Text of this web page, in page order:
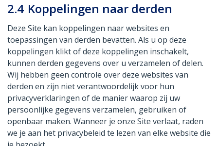
2.4 Koppelingen naar derden
Deze Site kan koppelingen naar websites en
toepassingen van derden bevatten. Als u op deze
koppelingen klikt of deze koppelingen inschakelt,
kunnen derden gegevens over u verzamelen of delen.
Wij hebben geen controle over deze websites van
derden en zijn niet verantwoordelijk voor hun
privacyverklaringen of de manier waarop zij uw
persoonlijke gegevens verzamelen, gebruiken of
openbaar maken. Wanneer je onze Site verlaat, raden
we je aan het privacybeleid te lezen van elke website die